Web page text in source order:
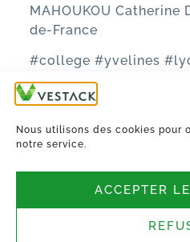
Nous utilisons des cookies pour
notre service.
ACCEPTER
MAHOUKOU Catherine
de-France
#college #yvelines
#greentech
#modulaire
#Industrialisation
TOUTES LES